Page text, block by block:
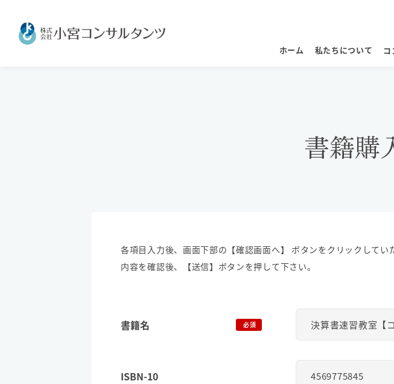
ホーム 私たちについて コ
書籍購
各項目入力後、画面下部の【確認画面へ】 ボタンをクリックしてい
内容を確認後、【送信】ボタンを押して下さい。
書籍名 必須
ISBN-10